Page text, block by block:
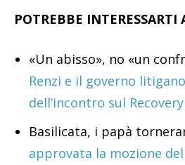
POTREBBE INTERESSARTI
«Un abisso», no «un
Renzi e il governo
dell’incontro sul
Basilicata, i papà
approvata la mozione